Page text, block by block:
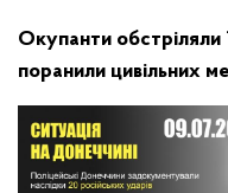
Окупанти обстріляли
поранили цивільних